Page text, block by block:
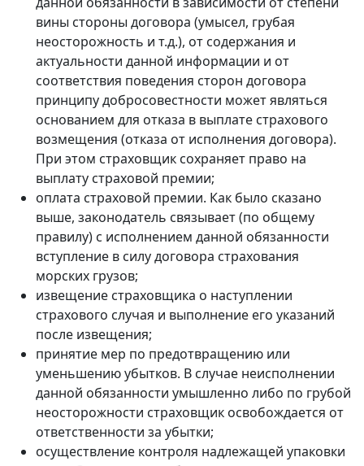
вины стороны договора (умысел, грубая
неосторожность и т.д.), от содержания и
актуальности данной информации и от
соответствия поведения сторон договора
принципу добросовестности может являться
основанием для отказа в выплате страхового
возмещения (отказа от исполнения договора).
При этом страховщик сохраняет право на
выплату страховой премии;
оплата страховой премии. Как было сказано
выше, законодатель связывает (по общему
правилу) с исполнением данной обязанности
вступление в силу договора страхования
морских грузов;
извещение страховщика о наступлении
страхового случая и выполнение его указаний
после извещения;
принятие мер по предотвращению или
уменьшению убытков. В случае неисполнении
данной обязанности умышленно либо по грубой
неосторожности страховщик освобождается от
ответственности за убытки;
осуществление контроля надлежащей упаковки